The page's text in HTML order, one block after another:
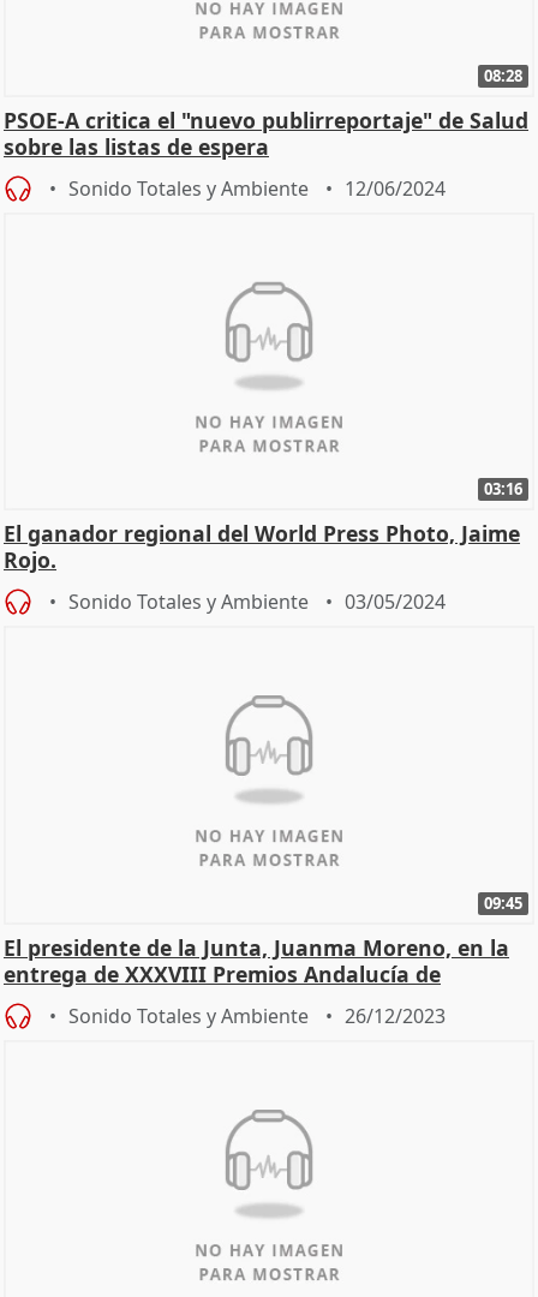
08:28
PSOE-A critica el "nuevo publirreportaje" de Salud
sobre las listas de espera
Sonido Totales y Ambiente 12/06/2024
03:16
El ganador regional del World Press Photo, Jaime
Rojo.
Sonido Totales y Ambiente 03/05/2024
09:45
El presidente de la Junta, Juanma Moreno, en la
entrega de XXXVIII Premios Andalucía de
Periodismo
Sonido Totales y Ambiente 26/12/2023